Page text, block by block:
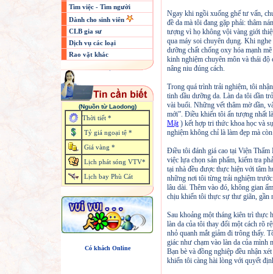
Tìm việc - Tìm người
Dành cho sinh viên
CLB gia sư
Dịch vụ các loại
Rao vặt khác
(Nguồn từ Laodong)
Thời tiết *
Tỷ giá ngoại tệ *
Giá vàng *
Lịch phát sóng VTV*
Lịch bay Phù Cát
Có khách Online
Ngay khi ngồi xuống ghế tư vấn,
đề da mà tôi đang gặp phải: thâm
tượng vì họ không vội vàng giới
qua máy soi chuyên dụng. Khi nghe
dưỡng chất chống oxy hóa mạnh
kinh nghiệm chuyên môn và thái độ
nâng niu đúng cách.
Trong quá trình trải nghiệm, tôi
tinh dầu dưỡng da. Làn da tôi dần
vài buổi. Những vết thâm mờ dần,
mới”. Điều khiến tôi ấn tượng nhất
Mặt) kết hợp tri thức khoa học và
nghiệm không chỉ là làm đẹp mà
Điều tôi đánh giá cao tại Viện
việc lựa chọn sản phẩm, kiểm tra
tại nhà đều được thực hiện với tâm
những nơi tôi từng trải nghiệm
lâu dài. Thêm vào đó, không gian
chịu khiến tôi thực sự thư giãn, gần
Sau khoảng một tháng kiên trì thực
làn da của tôi thay đổi một cách rõ
nhỏ quanh mắt giảm đi trông thấy.
giác như chạm vào làn da của mình
Bạn bè và đồng nghiệp đều nhận
khiến tôi càng hài lòng với quyết